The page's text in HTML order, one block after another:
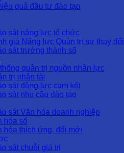
quả đầu tư đào tạo
sát năng lực tổ chức
giá Năng lực Quản trị sự thay đổi
sát trưởng thành số
quản trị nguồn nhân lực
trị nhân tài
sát động lực cam kết
sát nhu cầu đào tạo
sát Văn hóa doanh nghiệp
hóa số
hóa thích ứng, đổi mới
sát chuỗi giá trị